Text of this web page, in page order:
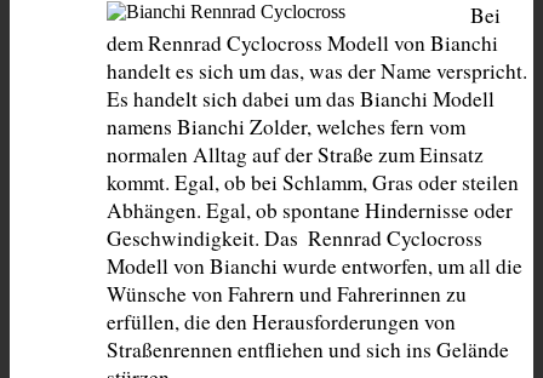
Bei
dem Rennrad Cyclocross Modell von Bianchi
handelt es sich um das, was der Name verspricht.
Es handelt sich dabei um das Bianchi Modell
namens Bianchi Zolder, welches fern vom
normalen Alltag auf der Straße zum Einsatz
kommt. Egal, ob bei Schlamm, Gras oder steilen
Abhängen. Egal, ob spontane Hindernisse oder
Geschwindigkeit. Das  Rennrad Cyclocross
Modell von Bianchi wurde entworfen, um all die
Wünsche von Fahrern und Fahrerinnen zu
erfüllen, die den Herausforderungen von
Straßenrennen entfliehen und sich ins Gelände